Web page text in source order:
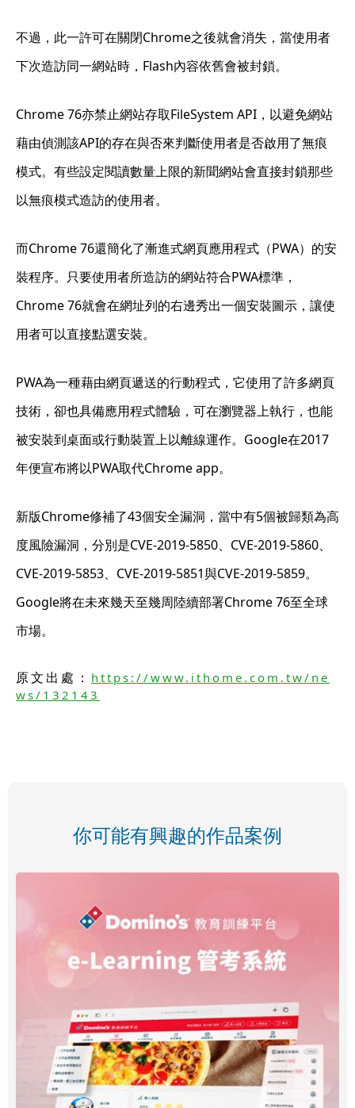
不過，此一許可在關閉Chrome之後就會消失，當使用者
下次造訪同一網站時，Flash內容依舊會被封鎖。
Chrome 76亦禁止網站存取FileSystem API，以避免網站
藉由偵測該API的存在與否來判斷使用者是否啟用了無痕
模式。有些設定閱讀數量上限的新聞網站會直接封鎖那些
以無痕模式造訪的使用者。
而Chrome 76還簡化了漸進式網頁應用程式（PWA）的安
裝程序。只要使用者所造訪的網站符合PWA標準，
Chrome 76就會在網址列的右邊秀出一個安裝圖示，讓使
用者可以直接點選安裝。
PWA為一種藉由網頁遞送的行動程式，它使用了許多網頁
技術，卻也具備應用程式體驗，可在瀏覽器上執行，也能
被安裝到桌面或行動裝置上以離線運作。Google在2017
年便宣布將以PWA取代Chrome app。
新版Chrome修補了43個安全漏洞，當中有5個被歸類為高
度風險漏洞，分別是CVE-2019-5850、CVE-2019-5860、
CVE-2019-5853、CVE-2019-5851與CVE-2019-5859。
Google將在未來幾天至幾周陸續部署Chrome 76至全球
市場。
原文出處： https://www.ithome.com.tw/ne
ws/132143
你可能有興趣的作品案例